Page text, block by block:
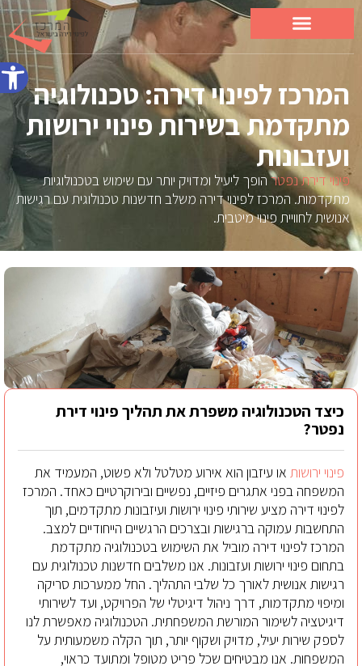
פתח
המרכז לפינוי דירה: טכנולוגיה
מתקדמת בשירות פינוי ירושות
ועזבונות
פינוי דירת נפטרהופך ליעיל ומדויק יותר עם שימוש בטכנולוגיות
מתקדמות. המרכז לפינוי דירה משלב חדשנות טכנולוגית עם רגישות
אנושית לחוויית פינוי מיטבית.
כיצד הטכנולוגיה משפרת את תהליך פינוי דירת
נפטר?
פינוי ירושות או עיזבון הוא אירוע מטלטל ולא פשוט, המעמיד את
המשפחה בפני אתגרים פיזיים, נפשיים ובירוקרטיים כאחד. המרכז
לפינוי דירה מציע שירותי פינוי ירושות ועיזבונות מתקדמים, תוך
התחשבות עמוקה ברגישות ובצרכים הרגשיים הייחודיים למצב.
המרכז לפינוי דירה מוביל את השימוש בטכנולוגיה מתקדמת
בתחום פינוי ירושות ועזבונות. אנו משלבים חדשנות טכנולוגית עם
רגישות אנושית לאורך כל שלבי התהליך. החל ממערכות סריקה
ומיפוי מתקדמות, דרך ניהול דיגיטלי של הפרויקט, ועד לשירותי
דיגיטציה לשימור המורשת המשפחתית. הטכנולוגיה מאפשרת לנו
לספק שירות יעיל, מדויק ושקוף יותר, תוך הקלה משמעותית על
המשפחות. אנו מבטיחים שכל פריט מטופל ומתועד כראוי,